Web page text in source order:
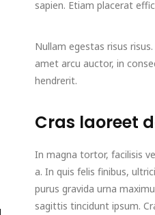
sapien. Etiam placerat
Nullam egestas risus
amet arcu auctor, in
hendrerit.
Cras laoreet
In magna tortor, facilisis
a. In quis felis finibus,
purus gravida urna
sagittis tincidunt ipsum.